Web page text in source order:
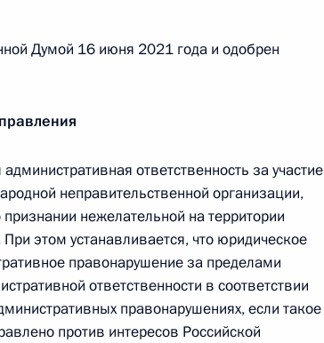
назначения
бюджетного правила
Думой 16 июня 2021 года и одобрен
ответственность за участие
неправительственной организации,
нежелательной на территории
этом устанавливается, что юридическое
правонарушение за пределами
ответственности в соответствии
правонарушениях, если такое
против интересов Российской